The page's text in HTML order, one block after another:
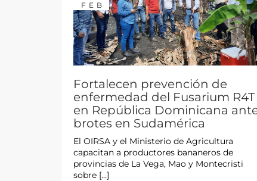
FEB
Fortalecen prevención de
enfermedad del Fusarium R4T
en República Dominicana
brotes en Sudamérica
El OIRSA y el Ministerio de Agricultura
capacitan a productores bananeros de
provincias de La Vega, Mao y Montecristi
sobre […]